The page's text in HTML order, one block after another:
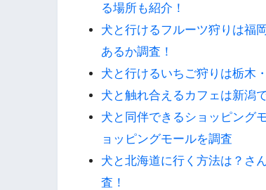
る場所も紹介！
犬と行けるフルーツ狩りは福
あるか調査！
犬と行けるいちご狩りは栃木
犬と触れ合えるカフェは新潟
犬と同伴できるショッピング
ョッピングモールを調査
犬と北海道に行く方法は？さ
査！